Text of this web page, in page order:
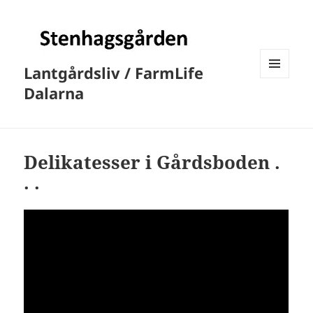
Lantgårdsliv / FarmLife
Dalarna
Delikatesser i Gårdsboden .
. .